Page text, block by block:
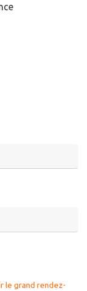
le grand rendez-